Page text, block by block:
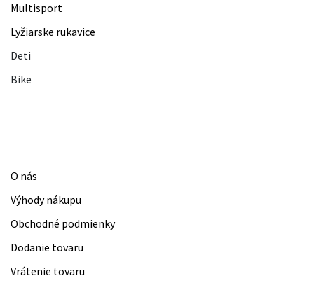
Multisport
Lyžiarske rukavice
Deti
Bike
O nás
Výhody nákupu
Obchodné podmienky
Dodanie tovaru
Vrátenie tovaru